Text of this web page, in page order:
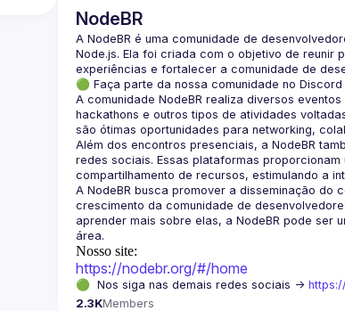
NodeBR
A NodeBR é uma comunidade de
Node.js. Ela foi criada com o objetivo de reunir
🟢 Faça parte da nossa comunidade no Discord
A comunidade NodeBR realiza diversos
hackathons e outros tipos de atividades
Além dos encontros presenciais, a NodeBR
redes sociais. Essas plataformas
A NodeBR busca promover a disseminação do
crescimento da comunidade de
aprender mais sobre elas, a NodeBR pode ser
Nosso site:
https://nodebr.org/#/home
🟢  Nos siga nas demais redes sociais ->
2.3KMembers